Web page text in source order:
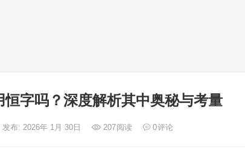
恒字吗？深度解析其中奥秘与考量
发布: 2026年 1月 30日 207阅读 0评论